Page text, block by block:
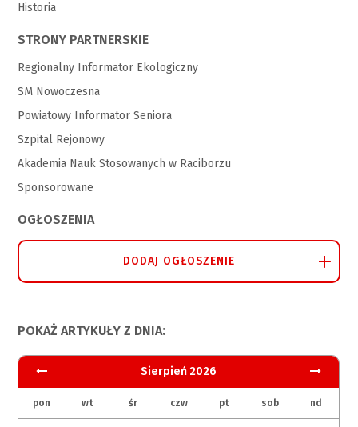
Historia
STRONY PARTNERSKIE
Regionalny Informator Ekologiczny
SM Nowoczesna
Powiatowy Informator Seniora
Szpital Rejonowy
Akademia Nauk Stosowanych w Raciborzu
Sponsorowane
OGŁOSZENIA
DODAJ OGŁOSZENIE
POKAŻ ARTYKUŁY Z DNIA:
Sierpień 2026
pon wt śr czw pt sob nd